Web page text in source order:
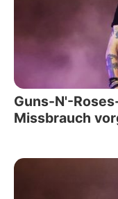
Guns-N'-
Missbrauch